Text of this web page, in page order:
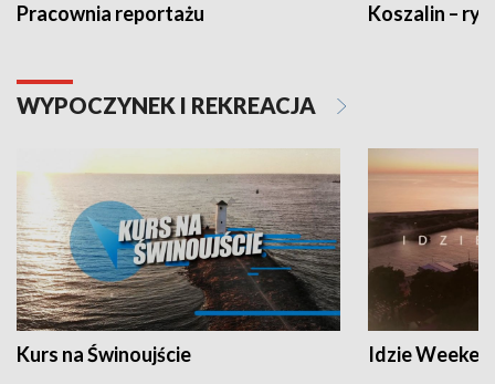
Pracownia reportażu Koszalin –
WYPOCZYNEK I REKREACJA
Kurs na Świnoujście Idzie